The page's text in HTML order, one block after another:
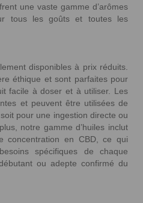
une vaste gamme d’arômes
tous les goûts et toutes les
disponibles à prix réduits.
éthique et sont parfaites pour
facile à doser et à utiliser. Les
et peuvent être utilisées de
pour une ingestion directe ou
notre gamme d’huiles inclut
concentration en CBD, ce qui
spécifiques de chaque
ou adepte confirmé du